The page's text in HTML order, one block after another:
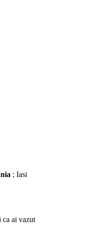
; Iasi
ca ai vazut